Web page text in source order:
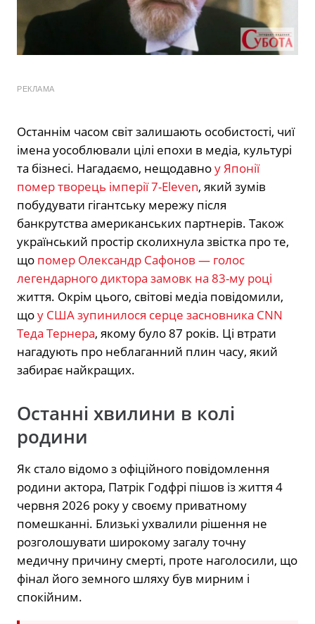
РЕКЛАМА
Останнім часом світ залишають особистості, чиї
імена уособлювали цілі епохи в медіа, культурі
та бізнесі. Нагадаємо, нещодавноу Японії
помер творець імперії 7-Eleven, який зумів
побудувати гігантську мережу після
банкрутства американських партнерів. Також
український простір сколихнула звістка про те,
що помер Олександр Сафонов — голос
легендарного диктора замовк на 83-му році
життя. Окрім цього, світові медіа повідомили,
щоу США зупинилося серце засновника CNN
Теда Тернера, якому було 87 років. Ці втрати
нагадують про неблаганний плин часу, який
забирає найкращих.
Останні хвилини в колі
родини
Як стало відомо з офіційного повідомлення
родини актора, Патрік Годфрі пішов із життя 4
червня 2026 року у своєму приватному
помешканні. Близькі ухвалили рішення не
розголошувати широкому загалу точну
медичну причину смерті, проте наголосили, що
фінал його земного шляху був мирним і
спокійним.